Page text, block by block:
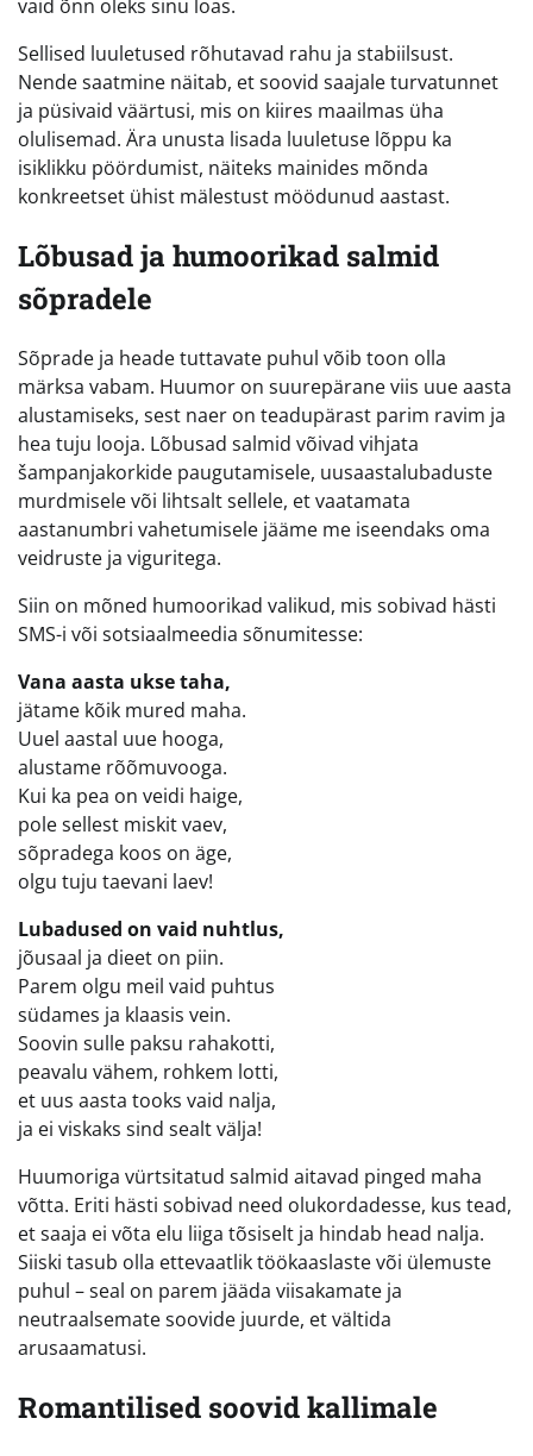
vaid õnn oleks sinu loas.
Sellised luuletused rõhutavad rahu ja stabiilsust.
Nende saatmine näitab, et soovid saajale turvatunnet
ja püsivaid väärtusi, mis on kiires maailmas üha
olulisemad. Ära unusta lisada luuletuse lõppu ka
isiklikku pöördumist, näiteks mainides mõnda
konkreetset ühist mälestust möödunud aastast.
Lõbusad ja humoorikad salmid
sõpradele
Sõprade ja heade tuttavate puhul võib toon olla
märksa vabam. Huumor on suurepärane viis uue aasta
alustamiseks, sest naer on teadupärast parim ravim ja
hea tuju looja. Lõbusad salmid võivad vihjata
šampanjakorkide paugutamisele, uusaastalubaduste
murdmisele või lihtsalt sellele, et vaatamata
aastanumbri vahetumisele jääme me iseendaks oma
veidruste ja viguritega.
Siin on mõned humoorikad valikud, mis sobivad hästi
SMS-i või sotsiaalmeedia sõnumitesse:
Vana aasta ukse taha,
jätame kõik mured maha.
Uuel aastal uue hooga,
alustame rõõmuvooga.
Kui ka pea on veidi haige,
pole sellest miskit vaev,
sõpradega koos on äge,
olgu tuju taevani laev!
Lubadused on vaid nuhtlus,
jõusaal ja dieet on piin.
Parem olgu meil vaid puhtus
südames ja klaasis vein.
Soovin sulle paksu rahakotti,
peavalu vähem, rohkem lotti,
et uus aasta tooks vaid nalja,
ja ei viskaks sind sealt välja!
Huumoriga vürtsitatud salmid aitavad pinged maha
võtta. Eriti hästi sobivad need olukordadesse, kus tead,
et saaja ei võta elu liiga tõsiselt ja hindab head nalja.
Siiski tasub olla ettevaatlik töökaaslaste või ülemuste
puhul – seal on parem jääda viisakamate ja
neutraalsemate soovide juurde, et vältida
arusaamatusi.
Romantilised soovid kallimale